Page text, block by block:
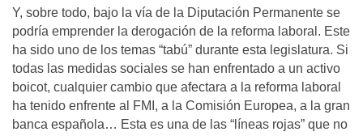
Y, sobre todo, bajo la vía de la Diputación Permanente se
podría emprender la derogación de la reforma laboral. Este
ha sido uno de los temas “tabú” durante esta legislatura. Si
todas las medidas sociales se han enfrentado a un activo
boicot, cualquier cambio que afectara a la reforma laboral
ha tenido enfrente al FMI, a la Comisión Europea, a la gran
banca española… Esta es una de las “líneas rojas” que no